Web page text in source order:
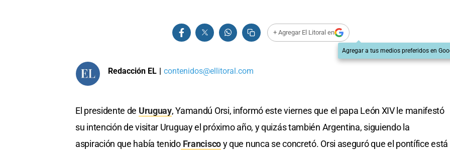
+ Agregar El Litoral en
Agregar a tus medios preferidos en
Redacción EL | contenidos@ellitoral.com
El presidente de Uruguay, Yamandú Orsi, informó este viernes que el papa León XIV le manifestó
su intención de visitar Uruguay el próximo año, y quizás también Argentina, siguiendo la
aspiración que había tenidoFranciscoy que nunca se concretó. Orsi aseguró que el pontífice está